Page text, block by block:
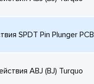
SPDT Pin Plunger PCB
ABJ (BJ) Turquo